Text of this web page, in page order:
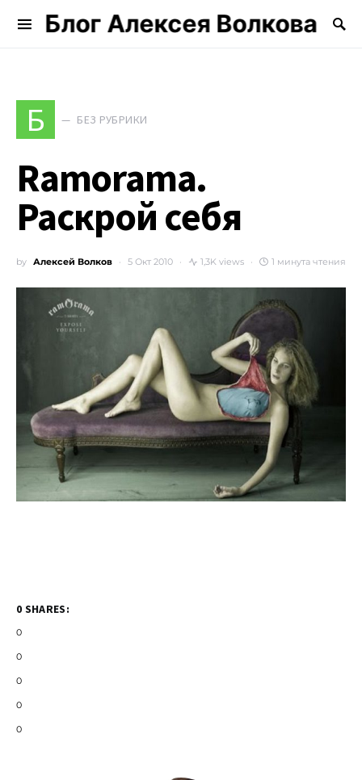
Блог Алексея Волкова
Search for:
Б БЕЗ РУБРИКИ
Ramorama.
Раскрой себя
by Алексей Волков 5 Окт 2010 1,3K views 1 минута чтения
0 SHARES:
0
0
0
0
0